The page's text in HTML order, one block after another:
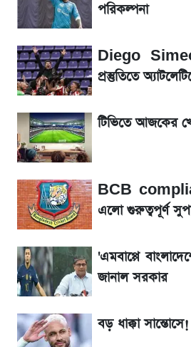
আগামী ৪ দিনের আবহাওয়া নিয়ে
লিটনকে নিয়ে টিম
আগামীকালই স্পষ্ট হবে
তারিখ
ঘোষ
শেখ হাসিনার দেশে ফেরা
ফারহানা
লাফিয়ে বাড়ল স্বর্ণের দাম, এক
রেকর্ড
পরিকল্পনা
Diego
প্রস্তুতিতে
টিভিতে আজকের
BCB
এলো গুরুত্বপূর্ণ
'এমবাপ্পে
জানাল সরকার
বড় ধাক্কা